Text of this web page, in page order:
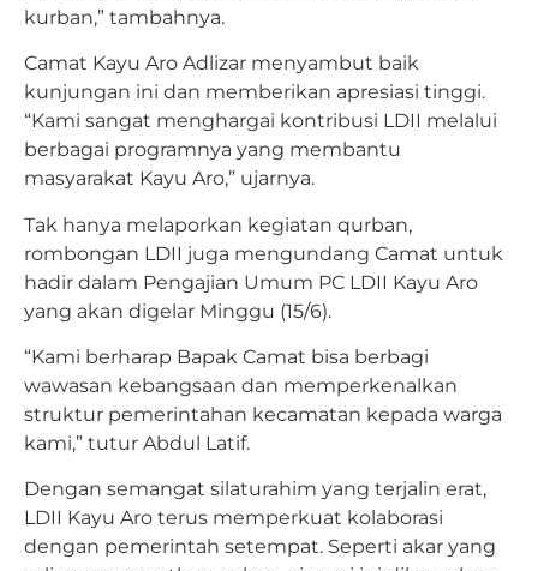
kurban,” tambahnya.
Camat Kayu Aro Adlizar menyambut baik
kunjungan ini dan memberikan apresiasi tinggi.
“Kami sangat menghargai kontribusi LDII melalui
berbagai programnya yang membantu
masyarakat Kayu Aro,” ujarnya.
Tak hanya melaporkan kegiatan qurban,
rombongan LDII juga mengundang Camat untuk
hadir dalam Pengajian Umum PC LDII Kayu Aro
yang akan digelar Minggu (15/6).
“Kami berharap Bapak Camat bisa berbagi
wawasan kebangsaan dan memperkenalkan
struktur pemerintahan kecamatan kepada warga
kami,” tutur Abdul Latif.
Dengan semangat silaturahim yang terjalin erat,
LDII Kayu Aro terus memperkuat kolaborasi
dengan pemerintah setempat. Seperti akar yang